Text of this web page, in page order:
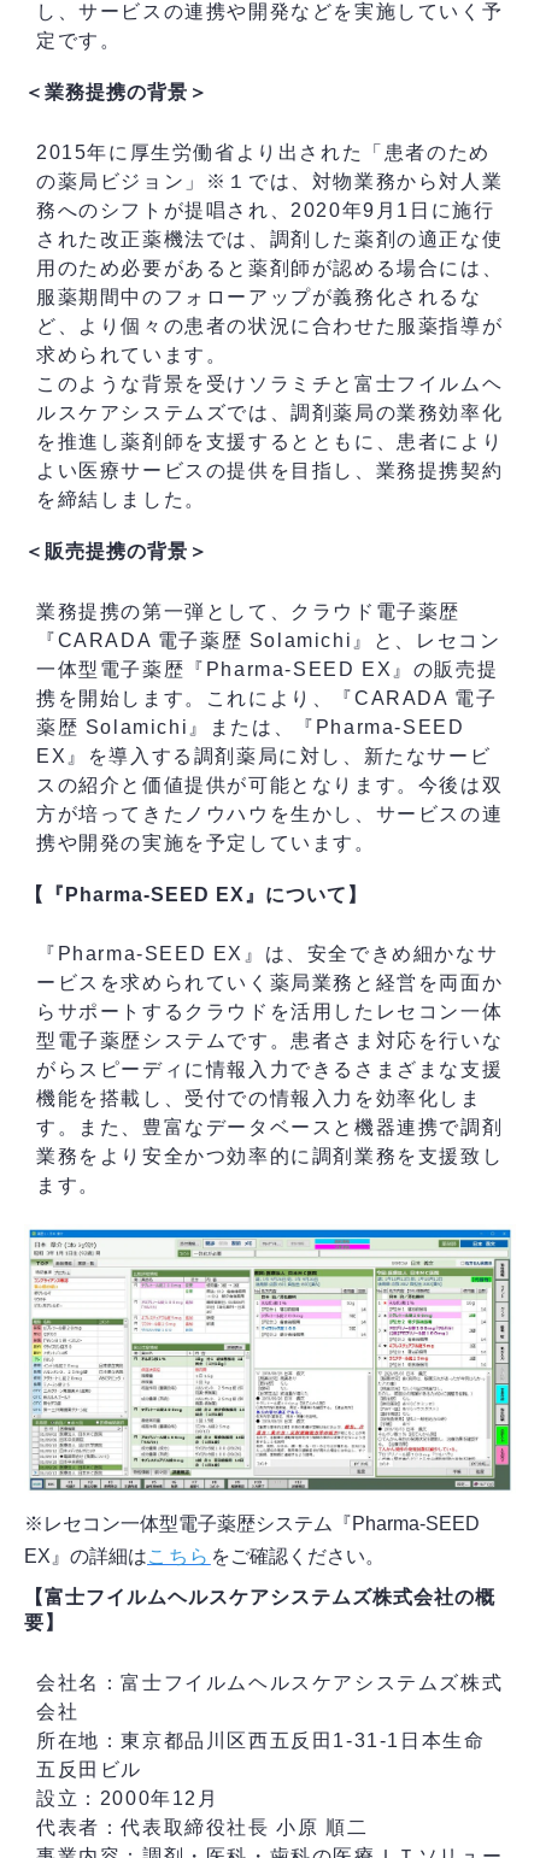
し、サービスの連携や開発などを実施していく予
定です。
＜業務提携の背景＞
2015年に厚生労働省より出された「患者のため
の薬局ビジョン」※１では、対物業務から対人業
務へのシフトが提唱され、2020年9月1日に施行
された改正薬機法では、調剤した薬剤の適正な使
用のため必要があると薬剤師が認める場合には、
服薬期間中のフォローアップが義務化されるな
ど、より個々の患者の状況に合わせた服薬指導が
求められています。
このような背景を受けソラミチと富士フイルムヘ
ルスケアシステムズでは、調剤薬局の業務効率化
を推進し薬剤師を支援するとともに、患者により
よい医療サービスの提供を目指し、業務提携契約
を締結しました。
＜販売提携の背景＞
業務提携の第一弾として、クラウド電子薬歴
『CARADA 電子薬歴 Solamichi』と、レセコン
一体型電子薬歴『Pharma-SEED EX』の販売提
携を開始します。これにより、『CARADA 電子
薬歴 Solamichi』または、『Pharma-SEED
EX』を導入する調剤薬局に対し、新たなサービ
スの紹介と価値提供が可能となります。今後は双
方が培ってきたノウハウを生かし、サービスの連
携や開発の実施を予定しています。
【『Pharma-SEED EX』について】
『Pharma-SEED EX』は、安全できめ細かなサ
ービスを求められていく薬局業務と経営を両面か
らサポートするクラウドを活用したレセコン一体
型電子薬歴システムです。患者さま対応を行いな
がらスピーディに情報入力できるさまざまな支援
機能を搭載し、受付での情報入力を効率化しま
す。また、豊富なデータベースと機器連携で調剤
業務をより安全かつ効率的に調剤業務を支援致し
ます。
※レセコン一体型電子薬歴システム『Pharma-SEED
EX』の詳細はこちら をご確認ください。
【富士フイルムヘルスケアシステムズ株式会社の概
要】
会社名：富士フイルムヘルスケアシステムズ株式
会社
所在地：東京都品川区西五反田1-31-1日本生命
五反田ビル
設立：2000年12月
代表者：代表取締役社長 小原 順二